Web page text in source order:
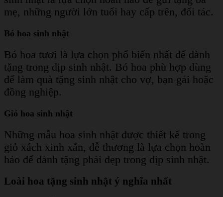
mẹ, những người lớn tuổi hay cấp trên, đối tác.
Bó hoa sinh nhật
Bó hoa tươi là lựa chọn phổ biến nhất để dành
tặng trong dịp sinh nhật. Bó hoa phù hợp dùng
để làm quà tặng sinh nhật cho vợ, bạn gái hoặc
đồng nghiệp.
Giỏ hoa sinh nhật
Những mẫu hoa sinh nhật được thiết kế trong
giỏ xách xinh xắn, dễ thương là lựa chọn hoàn
hảo để dành tặng phái đẹp trong dịp sinh nhật.
Loài hoa tặng sinh nhật ý nghĩa nhất